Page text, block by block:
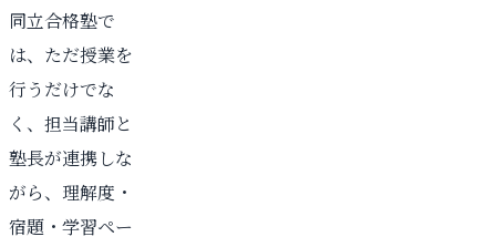
同立合格塾で
は、ただ授業を
行うだけでな
く、担当講師と
塾長が連携しな
がら、理解度・
宿題・学習ペー